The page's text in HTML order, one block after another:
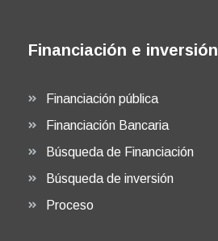
Financiación e inversión
Financiación pública
Financiación Bancaria
Búsqueda de Financiación
Búsqueda de inversión
Proceso